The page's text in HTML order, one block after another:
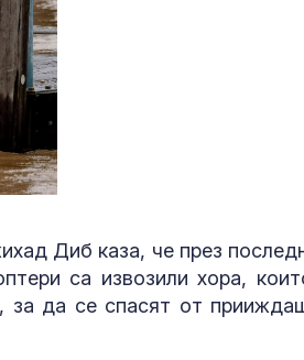
Диб каза, че през
са извозили хора,
, за да се спасят от